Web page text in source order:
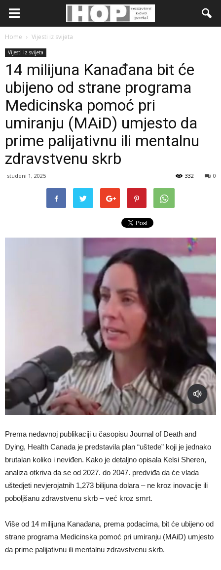
Home Vijesti iz svijeta
Vijesti iz svijeta
14 milijuna Kanađana bit će
ubijeno od strane programa
Medicinska pomoć pri
umiranju (MAiD) umjesto da
prime palijativnu ili mentalnu
zdravstvenu skrb
studeni 1, 2025 0
332
Prema nedavnoj publikaciji u časopisu Journal of Death and
Dying, Health Canada je predstavila plan “uštede” koji je jednako
brutalan koliko i neviđen. Kako je detaljno opisala Kelsi Sheren,
analiza otkriva da se od 2027. do 2047. predviđa da će vlada
uštedjeti nevjerojatnih 1,273 bilijuna dolara – ne kroz inovacije ili
poboljšanu zdravstvenu skrb – već kroz smrt.
Više od 14 milijuna Kanađana, prema podacima, bit će ubijeno od
strane programa Medicinska pomoć pri umiranju (MAiD) umjesto
da prime palijativnu ili mentalnu zdravstvenu skrb.